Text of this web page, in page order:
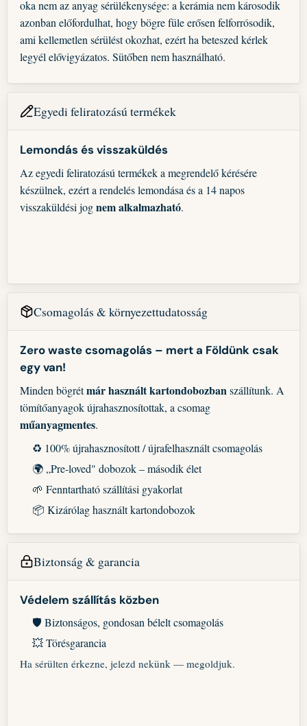
oka nem az anyag sérülékenysége: a kerámia nem károsodik
azonban előfordulhat, hogy bögre füle erősen felforrósodik,
ami kellemetlen sérülést okozhat, ezért ha beteszed kérlek
legyél elővigyázatos. Sütőben nem használható.
Egyedi feliratozású termékek
Lemondás és visszaküldés
Az egyedi feliratozású termékek a megrendelő kérésére
készülnek, ezért a rendelés lemondása és a 14 napos
visszaküldési jognem alkalmazható.
Csomagolás & környezettudatosság
Zero waste csomagolás – mert a Földünk csak
egy van!
Minden bögrétmár használt kartondobozbanszállítunk. A
tömítőanyagok újrahasznosítottak, a csomag
műanyagmentes.
♻️ 100% újrahasznosított / újrafelhasznált csomagolás
🌍 „Pre-loved" dobozok – második élet
🌱 Fenntartható szállítási gyakorlat
📦 Kizárólag használt kartondobozok
Biztonság & garancia
Védelem szállítás közben
🛡️ Biztonságos, gondosan bélelt csomagolás
💥 Törésgarancia
Ha sérülten érkezne, jelezd nekünk — megoldjuk.